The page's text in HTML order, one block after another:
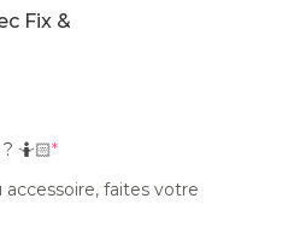
Fix &
🤷🏻*
accessoire, faites votre